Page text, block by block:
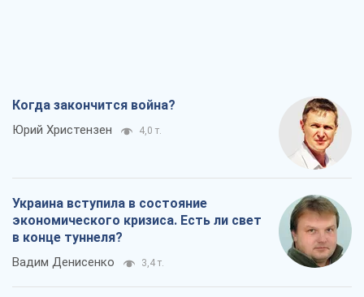
Когда закончится война?
Юрий Христензен 4,0 т.
Украина вступила в состояние
экономического кризиса. Есть ли свет
в конце туннеля?
Вадим Денисенко 3,4 т.